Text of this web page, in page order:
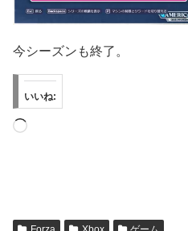
今シーズンも終了。
いいね:
読